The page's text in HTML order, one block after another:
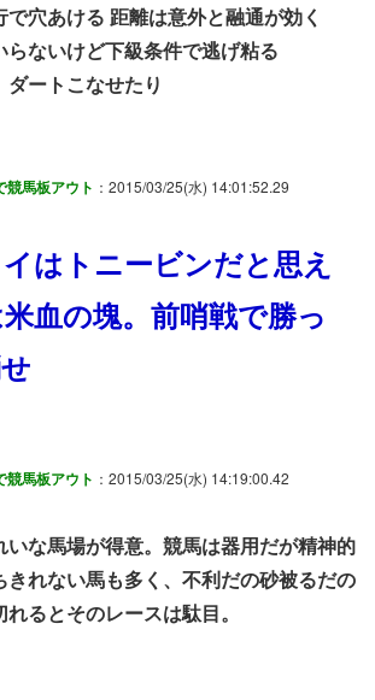
穴あける 距離は意外と融通が効く
らないけど下級条件で逃げ粘る
ダートこなせたり
競馬板アウト ：2015/03/25(水) 14:01:52.29
はトニービンだと思え
血の塊。前哨戦で勝っ
競馬板アウト ：2015/03/25(水) 14:19:00.42
いな馬場が得意。競馬は器用だが精神的
きれない馬も多く、不利だの砂被るだの
るとそのレースは駄目。